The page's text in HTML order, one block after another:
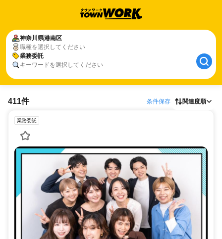
神奈川県港南区
職種を選択してください
業務委託
キーワードを選択してください
411件 条件保存 関連度順
業務委託